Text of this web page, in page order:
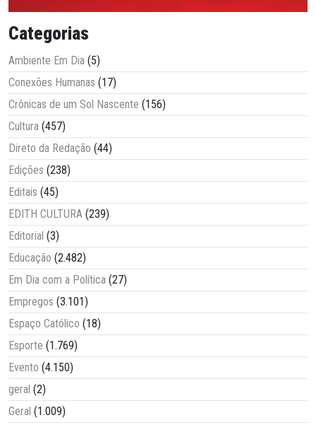
Categorias
Ambiente Em Dia (5)
Conexões Humanas (17)
Crônicas de um Sol Nascente (156)
Cultura (457)
Direto da Redação (44)
Edições (238)
Editais (45)
EDITH CULTURA (239)
Editorial (3)
Educação (2.482)
Em Dia com a Política (27)
Empregos (3.101)
Espaço Católico (18)
Esporte (1.769)
Evento (4.150)
geral (2)
Geral (1.009)